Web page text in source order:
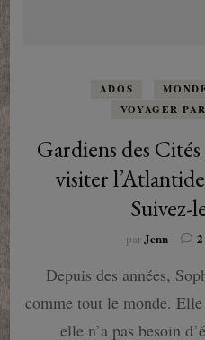
ADOS
VOYAGER
Gardiens des
visiter
Suivez-
parJenn
Depuis des années,
comme tout le monde.
elle n’a pas besoin